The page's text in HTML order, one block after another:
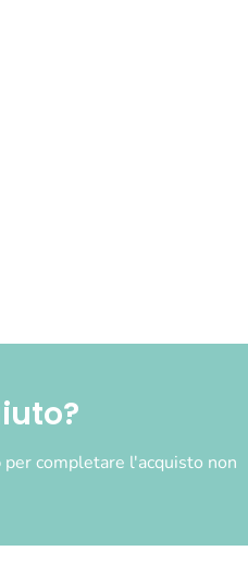
per completare l'acquisto non